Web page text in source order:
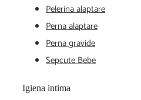
Pelerina alaptare
Perna alaptare
Perna gravide
Sepcute Bebe
Igiena intima